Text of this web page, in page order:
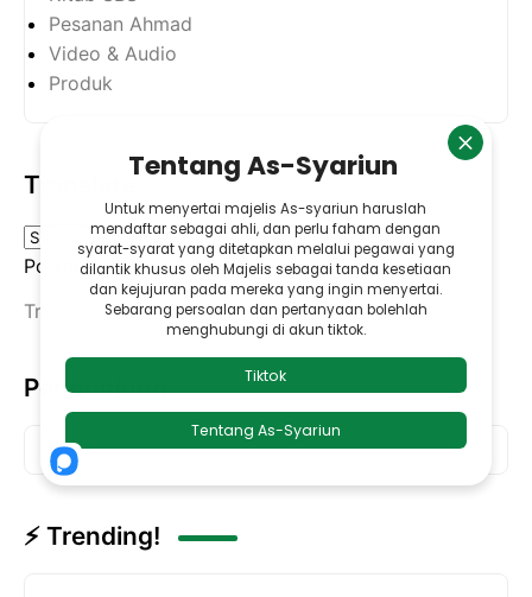
Pesanan Ahmad
Video & Audio
Produk
Translate
Powered by
Translate
Pengunjung
⚡ Trending!